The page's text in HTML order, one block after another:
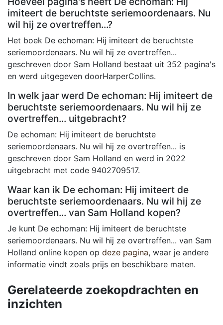
imiteert de beruchtste seriemoordenaars. Nu
wil hij ze overtreffen...?
Het boek De echoman: Hij imiteert de beruchtste
seriemoordenaars. Nu wil hij ze overtreffen...
geschreven door Sam Holland bestaat uit 352 pagina's
en werd uitgegeven doorHarperCollins.
In welk jaar werd De echoman: Hij imiteert de
beruchtste seriemoordenaars. Nu wil hij ze
overtreffen... uitgebracht?
De echoman: Hij imiteert de beruchtste
seriemoordenaars. Nu wil hij ze overtreffen... is
geschreven door Sam Holland en werd in 2022
uitgebracht met code 9402709517.
Waar kan ik De echoman: Hij imiteert de
beruchtste seriemoordenaars. Nu wil hij ze
overtreffen... van Sam Holland kopen?
Je kunt De echoman: Hij imiteert de beruchtste
seriemoordenaars. Nu wil hij ze overtreffen... van Sam
Holland online kopen op deze pagina, waar je andere
informatie vindt zoals prijs en beschikbare maten.
Gerelateerde zoekopdrachten en
inzichten